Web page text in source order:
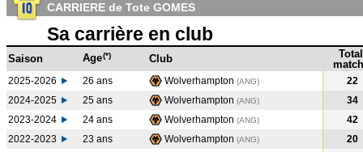
CARRIERE de Tote GOMES
Sa carrière en club
Saison Age(*) Club
Total
2025-2026 26 ans Wolverhampton (ANG)
22
2024-2025
25 ans Wolverhampton (ANG)
34
2023-2024
24 ans Wolverhampton (ANG)
42
2022-2023
23 ans Wolverhampton (ANG)
20